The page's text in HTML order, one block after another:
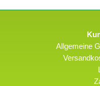
Allgemeine